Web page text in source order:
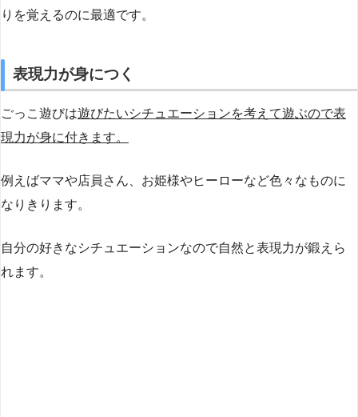
りを覚えるのに最適です。
表現力が身につく
ごっこ遊びは遊びたいシチュエーションを考えて遊ぶので表
現力が身に付きます。
例えばママや店員さん、お姫様やヒーローなど色々なものに
なりきります。
自分の好きなシチュエーションなので自然と表現力が鍛えら
れます。